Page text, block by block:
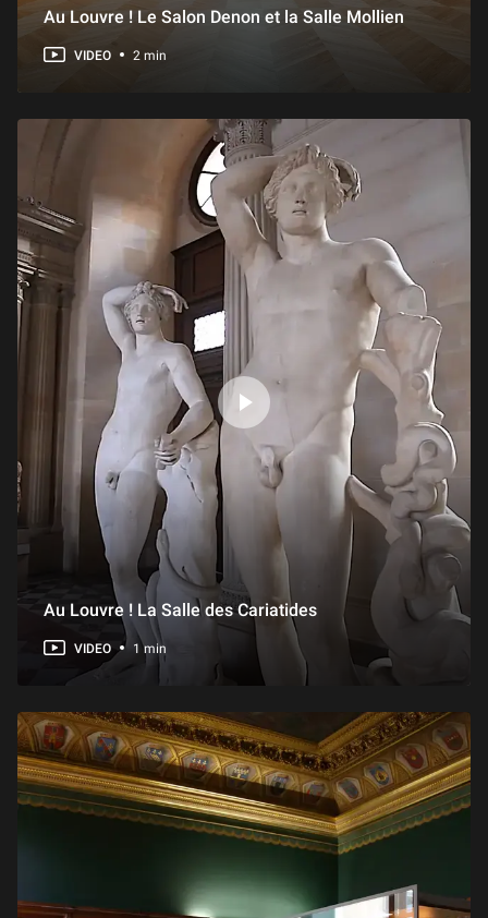
Au Louvre ! Le Salon Denon et la Salle Mollien
VIDEO 2 min
Au Louvre ! La Salle des Cariatides
VIDEO 1 min